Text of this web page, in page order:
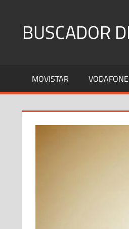
contenidoBUSCADOR
Fijos
y
MOVISTAR VODAFONE